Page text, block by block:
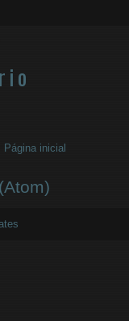
Página inicial